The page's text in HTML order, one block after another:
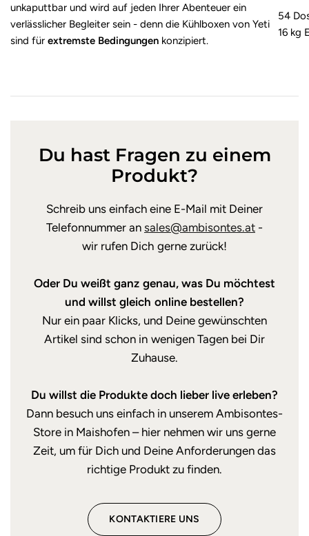
unkaputtbar und wird auf jeden Ihrer Abenteuer ein
verlässlicher Begleiter sein - denn die Kühlboxen von Yeti
sind fürextremste Bedingungen konzipiert.
54
16 kg
Du hast Fragen zu einem
Produkt?
Schreib uns einfach eine E-Mail mit Deiner
Telefonnummer an sales@ambisontes.at -
wir rufen Dich gerne zurück!
Oder Du weißt ganz genau, was Du möchtest
und willst gleich online bestellen?
Nur ein paar Klicks, und Deine gewünschten
Artikel sind schon in wenigen Tagen bei Dir
Zuhause.
Du willst die Produkte doch lieber live erleben?
Dann besuch uns einfach in unserem Ambisontes-
Store in Maishofen – hier nehmen wir uns gerne
Zeit, um für Dich und Deine Anforderungen das
richtige Produkt zu finden.
KONTAKTIERE UNS